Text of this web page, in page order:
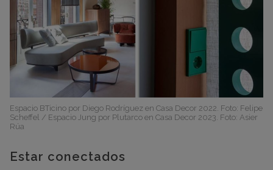
Espacio BTicino por Diego Rodríguez en Casa Decor 2022. Foto: Felipe
Scheffel / Espacio Jung por Plutarco en Casa Decor 2023. Foto: Asier
Rúa
Estar conectados